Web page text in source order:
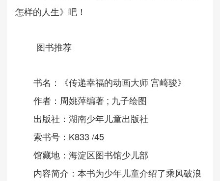
怎样的人生》吧！
图书推荐
书名：《传递幸福的动画大师 宫崎骏》
作者： 周姚萍编著 ; 九子绘图
出版社：湖南少年儿童出版社
索书号： K833 /45
馆藏地：海淀区图书馆少儿部
内容简介：本书为少年儿童介绍了乘风破浪